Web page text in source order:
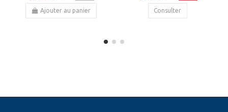
Ajouter au panier Consulter